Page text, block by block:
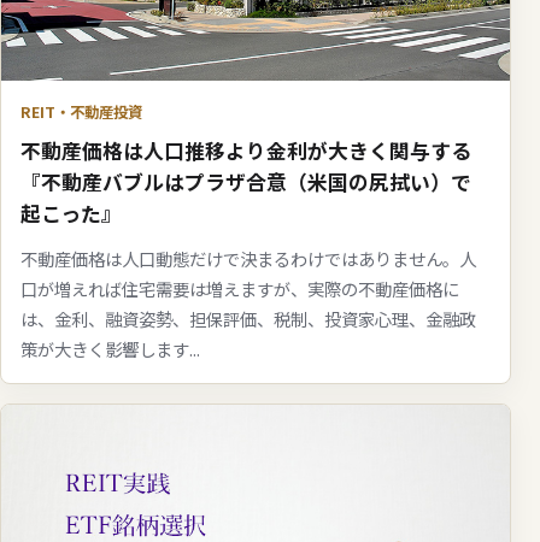
REIT・不動産投資
不動産価格は人口推移より金利が大きく関与する
『不動産バブルはプラザ合意（米国の尻拭い）で
起こった』
不動産価格は人口動態だけで決まるわけではありません。人
口が増えれば住宅需要は増えますが、実際の不動産価格に
は、金利、融資姿勢、担保評価、税制、投資家心理、金融政
策が大きく影響します...